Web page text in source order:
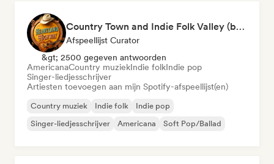
Country Town and Indie Folk Valley (by Heartland Highway)
Afspeellijst Curator
&gt; 2500 gegeven antwoorden
AmericanaCountry muziekIndie folkIndie pop
Singer-liedjesschrijver
Artiesten toevoegen aan mijn Spotify-afspeellijst(en)
Country muziek Indie folk
Indie pop
Singer-liedjesschrijver
Americana Soft Pop/Ballad